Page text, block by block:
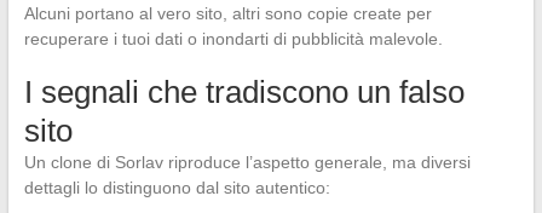
Alcuni portano al vero sito, altri sono copie create per
recuperare i tuoi dati o inondarti di pubblicità malevole.
I segnali che tradiscono un falso
sito
Un clone di Sorlav riproduce l’aspetto generale, ma diversi
dettagli lo distinguono dal sito autentico: